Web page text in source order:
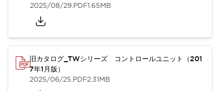
2025/08/29.PDF1.65MB
旧カタログ_TWシリーズ コントロールユニット（201
7年1月版）
2025/06/25.PDF2.31MB